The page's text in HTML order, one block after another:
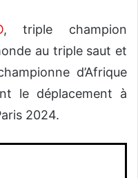
, triple champion
au triple saut et
d’Afrique
le déplacement à
2024.